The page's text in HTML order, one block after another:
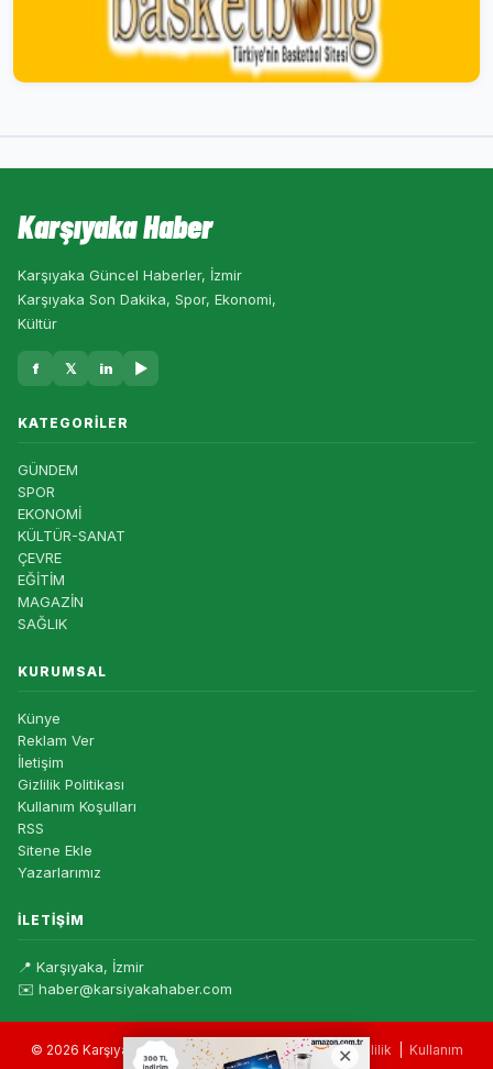
Karşıyaka Haber
Karşıyaka Güncel Haberler, İzmir
Karşıyaka Son Dakika, Spor, Ekonomi,
Kültür
f 𝕏 in ▶
KATEGORILER
GÜNDEM
SPOR
EKONOMİ
KÜLTÜR-SANAT
ÇEVRE
EĞİTİM
MAGAZİN
SAĞLIK
KURUMSAL
Künye
Reklam Ver
İletişim
Gizlilik Politikası
Kullanım Koşulları
RSS
Sitene Ekle
Yazarlarımız
İLETIŞIM
📍 Karşıyaka, İzmir
✉️ haber@karsiyakahaber.com
© 2026 Karşıyaka Haber — Tüm hakları saklıdır. |Gizlilik
Kullanım